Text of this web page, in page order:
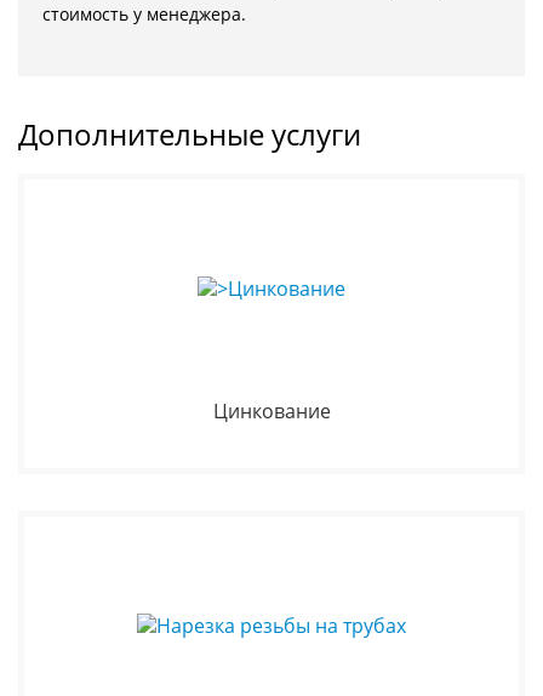
стоимость у менеджера.
Дополнительные услуги
Цинкование